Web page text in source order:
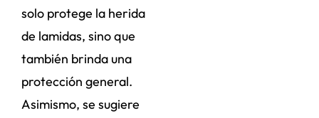
solo protege la herida
de lamidas, sino que
también brinda una
protección general.
Asimismo, se sugiere